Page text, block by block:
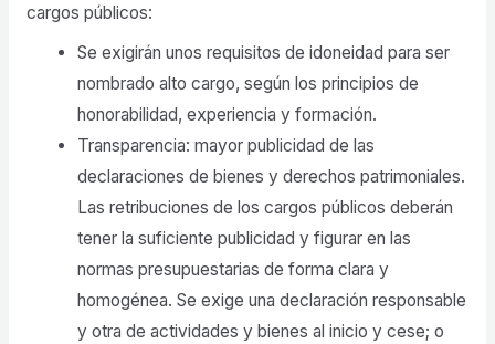
cargos públicos:
Se exigirán unos requisitos de idoneidad para ser
nombrado alto cargo, según los principios de
honorabilidad, experiencia y formación.
Transparencia: mayor publicidad de las
declaraciones de bienes y derechos patrimoniales.
Las retribuciones de los cargos públicos deberán
tener la suficiente publicidad y figurar en las
normas presupuestarias de forma clara y
homogénea. Se exige una declaración responsable
y otra de actividades y bienes al inicio y cese; o